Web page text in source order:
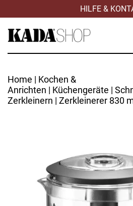
HILFE &
Home | Kochen &
Anrichten | Küchengeräte |
Zerkleinern | Zerkleinerer 830